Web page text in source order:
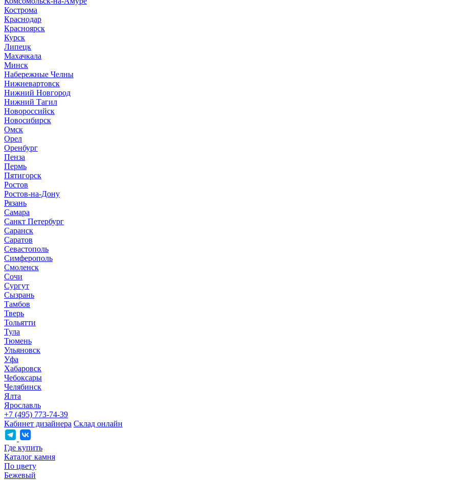
Кострома
Краснодар
Красноярск
Курск
Липецк
Махачкала
Минск
Набережные Челны
Нижневартовск
Нижний Новгород
Нижний Тагил
Новороссийск
Новосибирск
Омск
Орел
Оренбург
Пенза
Пермь
Пятигорск
Ростов
Ростов-на-Дону
Рязань
Самара
Санкт Петербург
Саранск
Саратов
Севастополь
Симферополь
Смоленск
Сочи
Сургут
Сызрань
Тамбов
Тверь
Тольятти
Тула
Тюмень
Ульяновск
Уфа
Хабаровск
Чебоксары
Челябинск
Ялта
Ярославль
+7 (495) 773-74-39
Кабинет дизайнера Склад онлайн
Где купить
Каталог камня
По цвету
Бежевый